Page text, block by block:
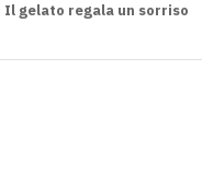
Il gelato regala un sorriso